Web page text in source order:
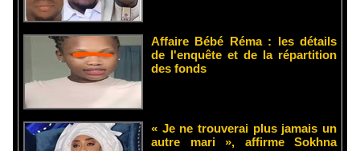
Affaire Bébé Réma : les détails
de l'enquête et de la répartition
des fonds
« Je ne trouverai plus jamais un
autre mari », affirme Sokhna